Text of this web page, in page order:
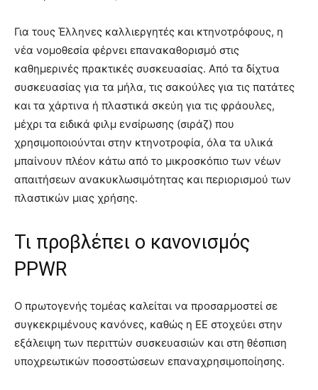
Για τους Έλληνες καλλιεργητές και κτηνοτρόφους, η
νέα νομοθεσία φέρνει επανακαθορισμό στις
καθημερινές πρακτικές συσκευασίας. Από τα δίχτυα
συσκευασίας για τα μήλα, τις σακούλες για τις πατάτες
και τα χάρτινα ή πλαστικά σκεύη για τις φράουλες,
μέχρι τα ειδικά φιλμ ενσίρωσης (σιράζ) που
χρησιμοποιούνται στην κτηνοτροφία, όλα τα υλικά
μπαίνουν πλέον κάτω από το μικροσκόπιο των νέων
απαιτήσεων ανακυκλωσιμότητας και περιορισμού των
πλαστικών μιας χρήσης.
Τι προβλέπει ο κανονισμός
PPWR
Ο πρωτογενής τομέας καλείται να προσαρμοστεί σε
συγκεκριμένους κανόνες, καθώς η ΕΕ στοχεύει στην
εξάλειψη των περιττών συσκευασιών και στη θέσπιση
υποχρεωτικών ποσοστώσεων επαναχρησιμοποίησης.